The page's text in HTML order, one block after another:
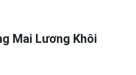
Mai Lương Khôi